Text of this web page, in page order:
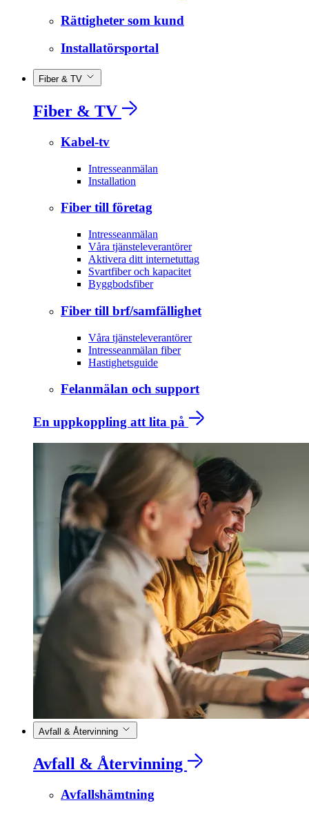
Rättigheter som kund
Installatörsportal
Fiber & TV
Fiber & TV
Kabel-tv
Intresseanmälan
Installation
Fiber till företag
Intresseanmälan
Våra tjänsteleverantörer
Aktivera ditt internetuttag
Svartfiber och kapacitet
Byggbodsfiber
Fiber till brf/samfällighet
Våra tjänsteleverantörer
Intresseanmälan fiber
Hastighetsguide
Felanmälan och support
En uppkoppling att lita på
Avfall & Återvinning
Avfall & Återvinning
Avfallshämtning